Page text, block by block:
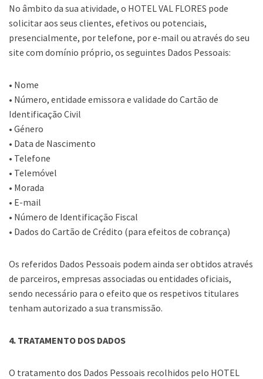
No âmbito da sua atividade, o HOTEL VAL FLORES pode
solicitar aos seus clientes, efetivos ou potenciais,
presencialmente, por telefone, por e-mail ou através do seu
site com domínio próprio, os seguintes Dados Pessoais:
• Nome
• Número, entidade emissora e validade do Cartão de
Identificação Civil
• Género
• Data de Nascimento
• Telefone
• Telemóvel
• Morada
• E-mail
• Número de Identificação Fiscal
• Dados do Cartão de Crédito (para efeitos de cobrança)
Os referidos Dados Pessoais podem ainda ser obtidos através
de parceiros, empresas associadas ou entidades oficiais,
sendo necessário para o efeito que os respetivos titulares
tenham autorizado a sua transmissão.
4. TRATAMENTO DOS DADOS
O tratamento dos Dados Pessoais recolhidos pelo HOTEL